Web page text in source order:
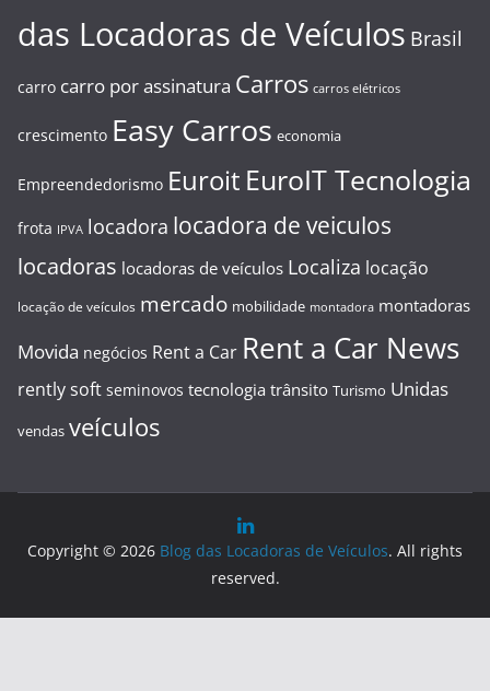
das Locadoras de Veículos Brasil
carro carro por assinatura Carros carros elétricos
crescimento Easy Carros economia
Empreendedorismo Euroit EuroIT Tecnologia
frota IPVA locadora locadora de veiculos
locadoras locadoras de veículos Localiza locação
locação de veículos mercado mobilidade montadora montadoras
Movida negócios Rent a Car Rent a Car News
rently soft seminovos tecnologia trânsito Turismo Unidas
vendas veículos
Copyright © 2026 Blog das Locadoras de Veículos. All rights
reserved.